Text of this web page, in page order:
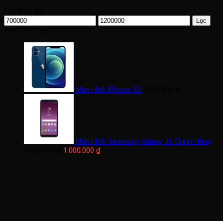
Giá
tối
Giá
tối
Lọc
Màn Hình iPhone 12
Màn Hình Samsung Galaxy J6 Chính Hãng
Giá
1.000.000 ₫Giá